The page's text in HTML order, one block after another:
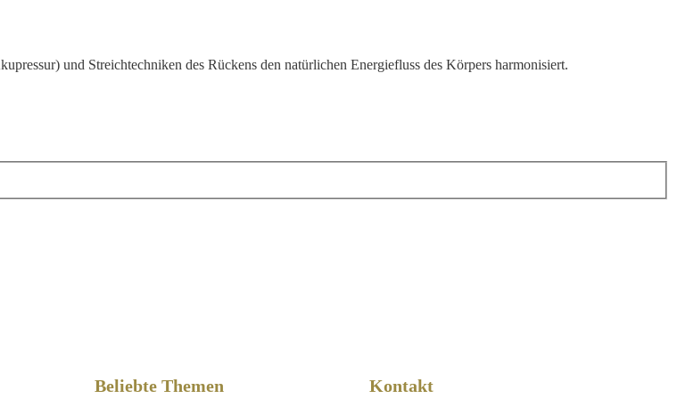
und Streichtechniken des Rückens den natürlichen Energiefluss des Körpers harmonisiert.
Beliebte Themen Kontakt